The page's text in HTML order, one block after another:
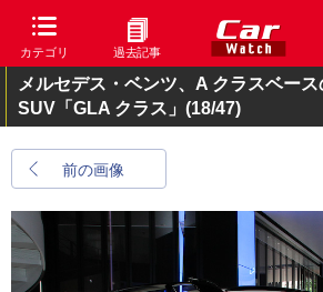
カテゴリ 過去記事
メルセデス・ベンツ、A クラスベー
SUV「GLA クラス」 (18/47)
前の画像